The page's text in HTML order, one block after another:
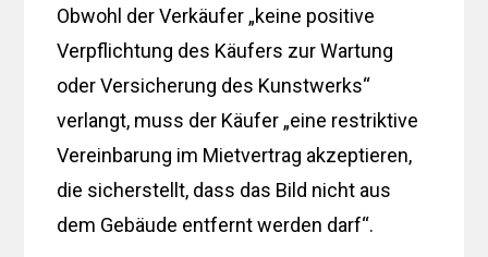
Obwohl der Verkäufer „keine positive
Verpflichtung des Käufers zur Wartung
oder Versicherung des Kunstwerks“
verlangt, muss der Käufer „eine restriktive
Vereinbarung im Mietvertrag akzeptieren,
die sicherstellt, dass das Bild nicht aus
dem Gebäude entfernt werden darf“.